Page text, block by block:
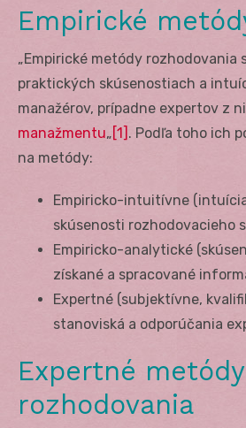
Empirické
„Empirické metódy rozhodovania
praktických skúsenostiach a
manažérov, prípadne expertov z
manažmentu„ [1] . Podľa toho ich
na metódy:
Empiricko-intuitívne
skúsenosti rozhodovacieho
Empiricko-analytické
získané a spracované
Expertné (subjektívne,
stanoviská a odporúčania
Expertné metódy
rozhodovania